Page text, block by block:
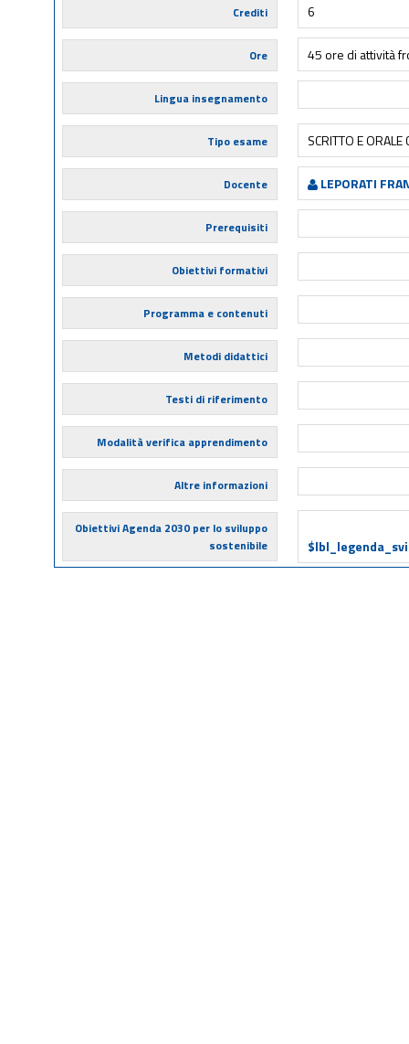
Crediti 6
Ore 45 ore di attività
Lingua insegnamento
Tipo esame SCRITTO E ORALE
Docente LEPORATI
Prerequisiti
Obiettivi formativi
Programma e contenuti
Metodi didattici
Testi di riferimento
Modalità verifica apprendimento
Altre informazioni
Obiettivi Agenda 2030 per lo sviluppo
sostenibile